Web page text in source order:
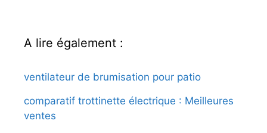
A lire également :
ventilateur de brumisation pour patio
comparatif trottinette électrique : Meilleures
ventes